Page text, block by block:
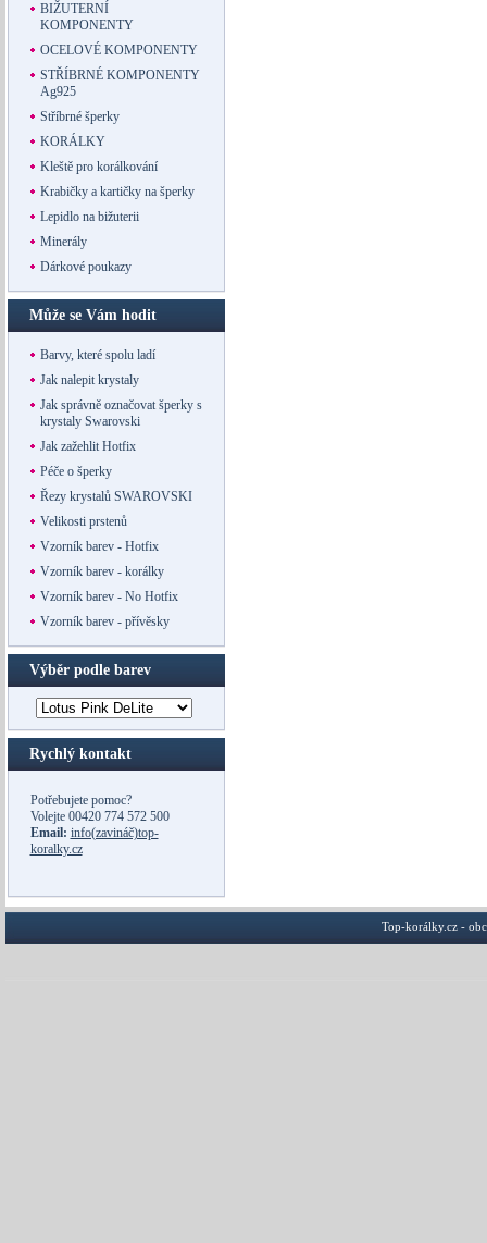
BIŽUTERNÍ
KOMPONENTY
OCELOVÉ KOMPONENTY
STŘÍBRNÉ KOMPONENTY
Ag925
Stříbrné šperky
KORÁLKY
Kleště pro korálkování
Krabičky a kartičky na šperky
Lepidlo na bižuterii
Minerály
Dárkové poukazy
Může se Vám hodit
Barvy, které spolu ladí
Jak nalepit krystaly
Jak správně označovat šperky s
krystaly Swarovski
Jak zažehlit Hotfix
Péče o šperky
Řezy krystalů SWAROVSKI
Velikosti prstenů
Vzorník barev - Hotfix
Vzorník barev - korálky
Vzorník barev - No Hotfix
Vzorník barev - přívěsky
Výběr podle barev
Rychlý kontakt
Potřebujete pomoc?
Volejte 00420 774 572 500
Email: info(zavináč)top-
koralky.cz
Top-korálky.cz -